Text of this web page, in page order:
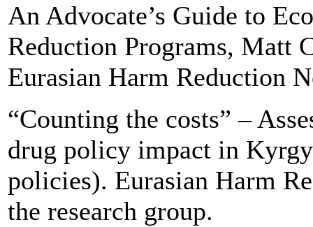
An Advocate’s Guide to
Reduction Programs, Matt
Eurasian Harm Reduction
“Counting the costs” –
drug policy impact in
policies). Eurasian Harm
the research group.